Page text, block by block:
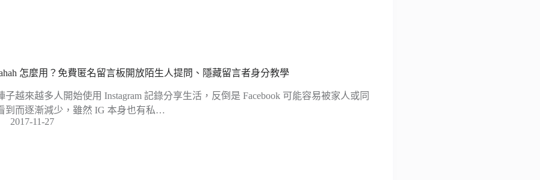
怎麼用？免費匿名留言板開放陌生人提問、隱藏留言者身分教學
子越來越多人開始使用 Instagram 記錄分享生活，反倒是 Facebook 可能容易被家人或同
到而逐漸減少，雖然 IG 本身也有私…
2017-11-27